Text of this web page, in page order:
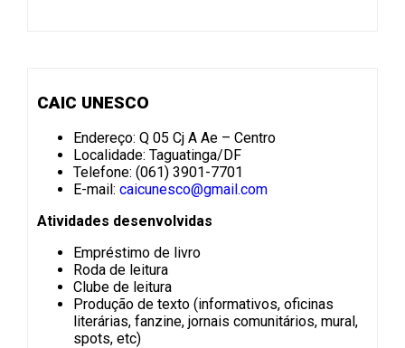
CAIC UNESCO
Endereço: Q 05 Cj A Ae – Centro
Localidade: Taguatinga/DF
Telefone: (061) 3901-7701
E-mail: caicunesco@gmail.com
Atividades desenvolvidas
Empréstimo de livro
Roda de leitura
Clube de leitura
Produção de texto (informativos, oficinas
literárias, fanzine, jornais comunitários, mural,
spots, etc)